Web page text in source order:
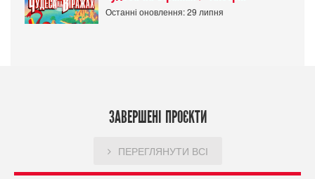
Останні оновлення: 29 липня
ЗАВЕРШЕНІ ПРОЄКТИ
ПЕРЕГЛЯНУТИ ВСІ